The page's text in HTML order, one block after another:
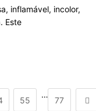
inflamável, incolor,
Este
55
…
77